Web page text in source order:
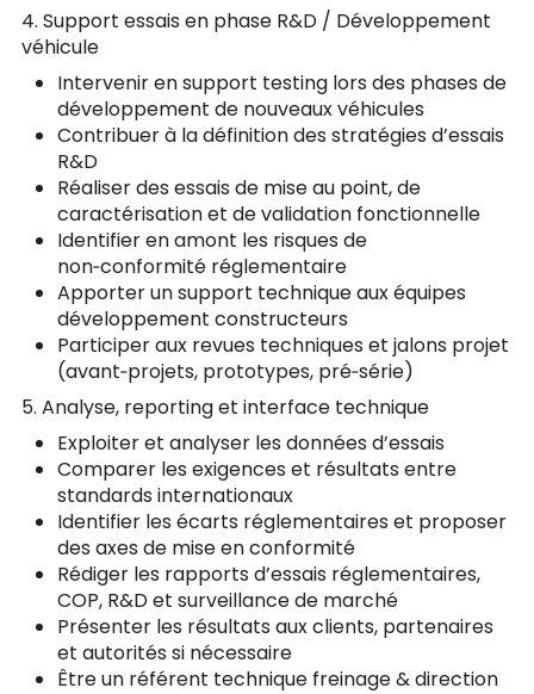
4. Support essais en phase R&D / Développement
véhicule
Intervenir en support testing lors des phases de
développement de nouveaux véhicules
Contribuer à la définition des stratégies d’essais
R&D
Réaliser des essais de mise au point, de
caractérisation et de validation fonctionnelle
Identifier en amont les risques de
non‑conformité réglementaire
Apporter un support technique aux équipes
développement constructeurs
Participer aux revues techniques et jalons projet
(avant‑projets, prototypes, pré‑série)
5. Analyse, reporting et interface technique
Exploiter et analyser les données d’essais
Comparer les exigences et résultats entre
standards internationaux
Identifier les écarts réglementaires et proposer
des axes de mise en conformité
Rédiger les rapports d’essais réglementaires,
COP, R&D et surveillance de marché
Présenter les résultats aux clients, partenaires
et autorités si nécessaire
Être un référent technique freinage & direction